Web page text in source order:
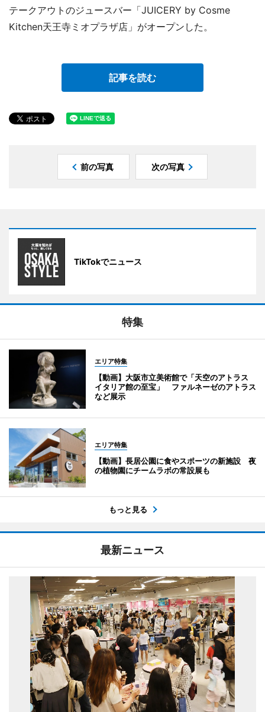
テークアウトのジュースバー「JUICERY by Cosme
Kitchen天王寺ミオプラザ店」がオープンした。
記事を読む
前の写真 次の写真
TikTokでニュース
特集
エリア特集
【動画】大阪市立美術館で「天空のアトラス
イタリア館の至宝」 ファルネーゼのアトラス
など展示
エリア特集
【動画】長居公園に食やスポーツの新施設 夜
の植物園にチームラボの常設展も
もっと見る
最新ニュース